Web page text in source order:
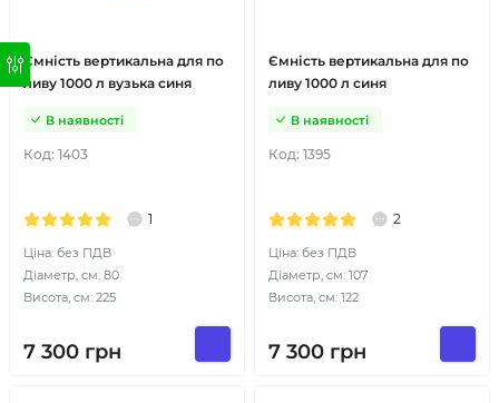
Ємність вертикальна для по
ливу 1000 л вузька синя
Код: 1403
В наявності
1
Ціна: без ПДВ
Діаметр, см: 80
Висота, см: 225
7 300 грн
Ємність вертикальна для по
ливу 1000 л синя
Код: 1395
В наявності
2
Ціна: без ПДВ
Діаметр, см: 107
Висота, см: 122
7 300 грн